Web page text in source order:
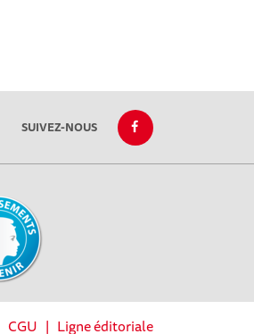
SUIVEZ-NOUS
CGU | Ligne éditoriale